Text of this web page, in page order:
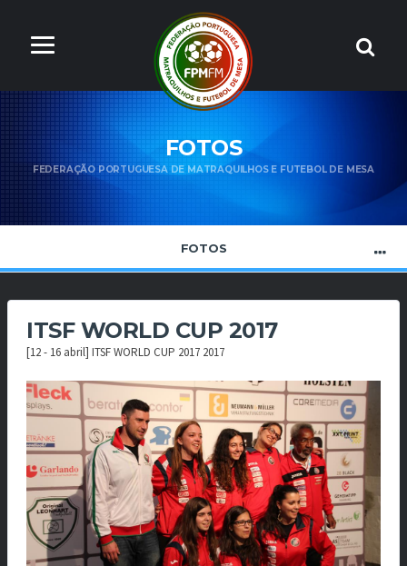
FOTOS
FEDERAÇÃO PORTUGUESA DE MATRAQUILHOS E FUTEBOL DE MESA
FOTOS
ITSF WORLD CUP 2017
[12 - 16 abril] ITSF WORLD CUP 2017 2017